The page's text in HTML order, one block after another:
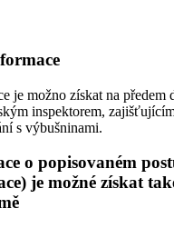
je možno získat na předem
inspektorem,
s výbušninami.
o popisovaném
je možné získat